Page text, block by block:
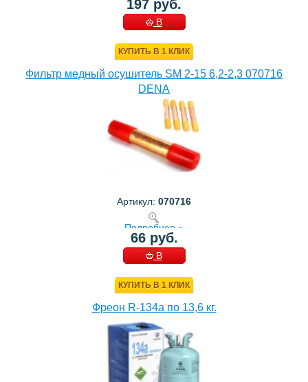
197 руб.
В
КУПИТЬ В 1 КЛИК
Фильтр медный осушитель SM 2-15 6,2-2,3 070716
DENA
Артикул: 070716
Подробнее »
66 руб.
В
КУПИТЬ В 1 КЛИК
Фреон R-134a по 13,6 кг.